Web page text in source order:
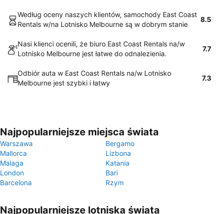
Według oceny naszych klientów, samochody East Coast
Rentals w/na Lotnisko Melbourne są w dobrym stanie
8.5
Nasi klienci ocenili, że biuro East Coast Rentals na/w
Lotnisko Melbourne jest łatwe do odnalezienia.
7.7
Odbiór auta w East Coast Rentals na/w Lotnisko
Melbourne jest szybki i łatwy
7.3
Najpopularniejsze miejsca świata
Warszawa
Bergamo
Mallorca
Lizbona
Malaga
Katania
London
Bari
Barcelona
Rzym
Najpopularniejsze lotniska świata